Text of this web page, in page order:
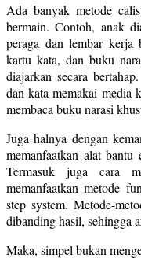
Ada banyak metode
bermain. Contoh, anak
peraga dan lembar
kartu kata, dan buku
diajarkan secara
dan kata memakai media
membaca buku narasi
Juga halnya dengan
memanfaatkan alat
Termasuk juga cara
memanfaatkan metode
step system. Metode-
dibanding hasil, sehingga
Maka, simpel bukan